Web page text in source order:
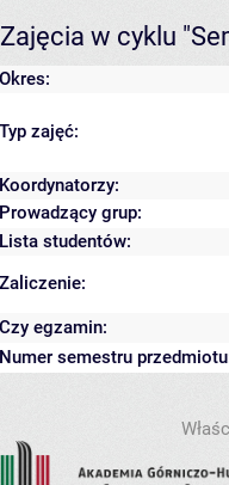
Zajęcia w cyklu
Okres:
Typ zajęć:
Koordynatorzy:
Prowadzący grup:
Lista studentów:
Zaliczenie:
Czy egzamin:
Numer semestru